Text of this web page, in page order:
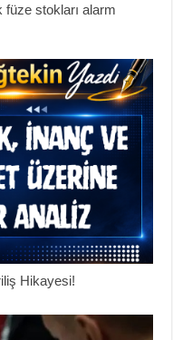
füze stokları alarm
Hikayesi!